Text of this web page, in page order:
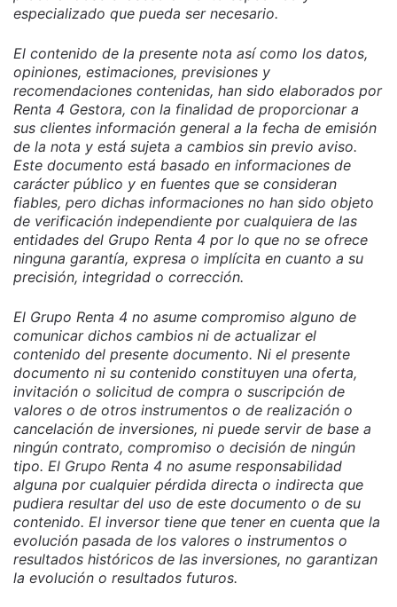
especializado que pueda ser necesario.
El contenido de la presente nota así como los datos,
opiniones, estimaciones, previsiones y
recomendaciones contenidas, han sido elaborados por
Renta 4 Gestora, con la finalidad de proporcionar a
sus clientes información general a la fecha de emisión
de la nota y está sujeta a cambios sin previo aviso.
Este documento está basado en informaciones de
carácter público y en fuentes que se consideran
fiables, pero dichas informaciones no han sido objeto
de verificación independiente por cualquiera de las
entidades del Grupo Renta 4 por lo que no se ofrece
ninguna garantía, expresa o implícita en cuanto a su
precisión, integridad o corrección.
El Grupo Renta 4 no asume compromiso alguno de
comunicar dichos cambios ni de actualizar el
contenido del presente documento. Ni el presente
documento ni su contenido constituyen una oferta,
invitación o solicitud de compra o suscripción de
valores o de otros instrumentos o de realización o
cancelación de inversiones, ni puede servir de base a
ningún contrato, compromiso o decisión de ningún
tipo. El Grupo Renta 4 no asume responsabilidad
alguna por cualquier pérdida directa o indirecta que
pudiera resultar del uso de este documento o de su
contenido. El inversor tiene que tener en cuenta que la
evolución pasada de los valores o instrumentos o
resultados históricos de las inversiones, no garantizan
la evolución o resultados futuros.